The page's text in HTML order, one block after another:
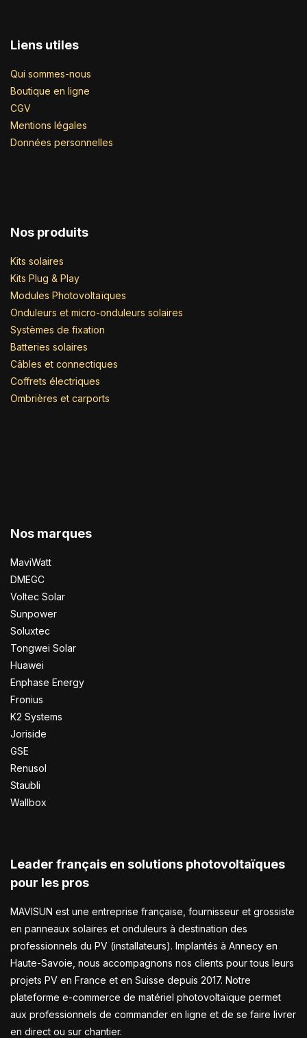
Liens utiles
Qui sommes-nous
Boutique en ligne
CGV
Mentions légales
Données personnelles
Nos produits
Kits solaires
Kits Plug & Play
Modules Photovoltaïques
Onduleurs et micro-onduleurs solaires
Systèmes de fixation
Batteries solaires
Câbles et connectiques
Coffrets électriques
Ombrières et carports
Nos marques
MaviWatt
DMEGC
Voltec Solar
Sunpower
Soluxtec
Tongwei Solar
Huawei
Enphase Energy
Fronius
K2 Systems
Joriside
GSE
Renusol
Staubli
Wallbox
Leader français en solutions photovoltaïques
pour les pros
MAVISUN est une entreprise française, fournisseur et grossiste
en panneaux solaires et onduleurs à destination des
professionnels du PV (installateurs). Implantés à Annecy en
Haute-Savoie, nous accompagnons nos clients pour tous leurs
projets PV en France et en Suisse depuis 2017. Notre
plateforme e-commerce de matériel photovoltaïque permet
aux professionnels de commander en ligne et de se faire livrer
en direct ou sur chantier.